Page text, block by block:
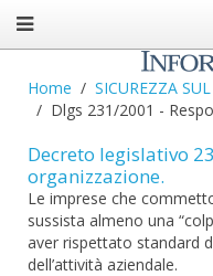
Home
SICUREZZA
Dlgs 231/2001 -
Decreto legislativo
organizzazione.
Le imprese che
sussista almeno una
aver rispettato standard
dell’attività aziendale.